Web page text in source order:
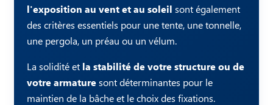
l'exposition au vent et au soleil sont également
des critères essentiels pour une tente, une tonnelle,
une pergola, un préau ou un vélum.
La solidité et la stabilité de votre structure ou de
votre armaturesont déterminantes pour le
maintien de la bâche et le choix des fixations.